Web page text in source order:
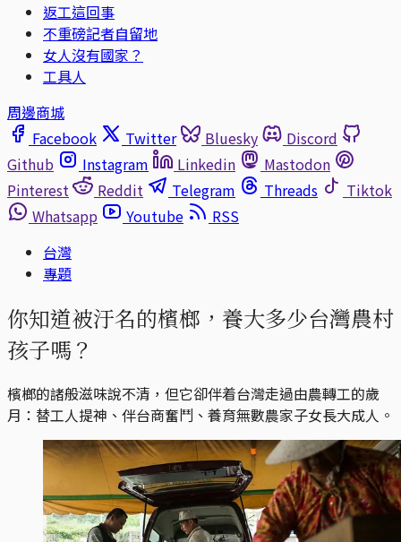
返工這回事
不重磅記者自留地
女人沒有國家？
工具人
周邊商城
Facebook
Twitter Bluesky
Discord
Github
Instagram Linkedin
Mastodon
Pinterest
Reddit Telegram Threads
Tiktok
Whatsapp
Youtube
RSS
台灣
專題
你知道被汙名的檳榔，養大多少台灣農村
孩子嗎？
檳榔的諸般滋味說不清，但它卻伴着台灣走過由農轉工的歲
月：替工人提神、伴台商奮鬥、養育無數農家子女長大成人。